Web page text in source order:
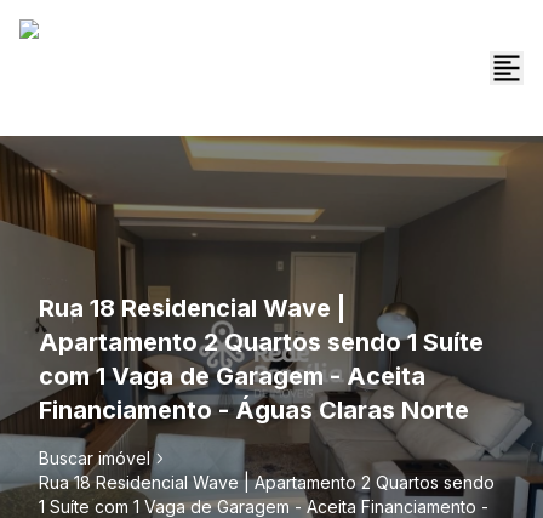
Rua 18 Residencial Wave |
Apartamento 2 Quartos sendo 1 Suíte
com 1 Vaga de Garagem - Aceita
Financiamento - Águas Claras Norte
Buscar imóvel
Rua 18 Residencial Wave | Apartamento 2 Quartos sendo
1 Suíte com 1 Vaga de Garagem - Aceita Financiamento -